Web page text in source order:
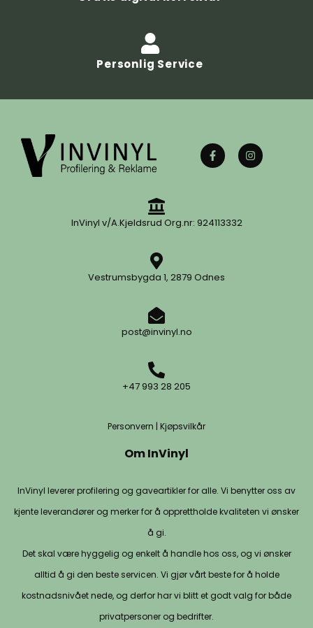
Personlig Service
InVinyl v/A.Kjeldsrud Org.nr: 924113332
Vestrumsbygda 1, 2879 Odnes
post@invinyl.no
+47 993 28 205
Personvern | Kjøpsvilkår
Om InVinyl
InVinyl leverer profilering og gaveartikler for alle. Vi benytter oss av
kjente leverandører og merker for å opprettholde kvaliteten vi ønsker
å gi.
Det skal være hyggelig og enkelt å handle hos oss, og vi ønsker
alltid å gi den beste servicen. Vi gjør vårt beste for å holde
kostnadsnivået nede, og derfor har vi blitt et godt valg for både
privatpersoner og bedrifter.